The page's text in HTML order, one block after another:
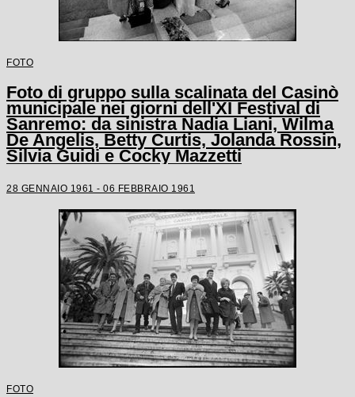
FOTO
Foto di gruppo sulla scalinata del Casinò
municipale nei giorni dell'XI Festival di
Sanremo: da sinistra Nadia Liani, Wilma
De Angelis, Betty Curtis, Jolanda Rossin,
Silvia Guidi e Cocky Mazzetti
28 GENNAIO 1961 - 06 FEBBRAIO 1961
FOTO